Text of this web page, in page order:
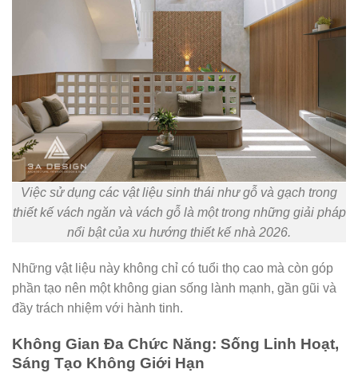
Việc sử dụng các vật liệu sinh thái như gỗ và gạch trong
thiết kế vách ngăn và vách gỗ là một trong những giải pháp
nổi bật của xu hướng thiết kế nhà 2026.
Những vật liệu này không chỉ có tuổi thọ cao mà còn góp
phần tạo nên một không gian sống lành mạnh, gần gũi và
đầy trách nhiệm với hành tinh.
Không Gian Đa Chức Năng: Sống Linh Hoạt,
Sáng Tạo Không Giới Hạn